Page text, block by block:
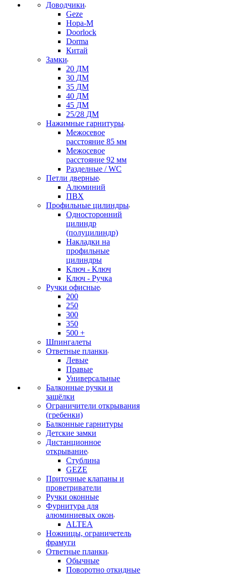
Доводчики
Geze
Нора-М
Doorlock
Dorma
Китай
Замки
20 ДМ
30 ДМ
35 ДМ
40 ДМ
45 ДМ
25/28 ДМ
Нажимные гарнитуры
Межосевое
расстояние 85 мм
Межосевое
расстояние 92 мм
Разделные / WC
Петли дверные
Алюминий
ПВХ
Профильные цилиндры
Односторонний
цилиндр
(полуцилиндр)
Накладки на
профильные
цилиндры
Ключ - Ключ
Ключ - Ручка
Ручки офисные
200
250
300
350
500 +
Шпингалеты
Ответные планки
Левые
Правые
Универсальные
Балконные ручки и
защёлки
Ограничители открывания
(гребенки)
Балконные гарнитуры
Детские замки
Дистанционное
открывание
Стублина
GEZE
Приточные клапаны и
проветриватели
Ручки оконные
Фурнитура для
алюминиевых окон
ALTEA
Ножницы, ограничетель
фрамуги
Ответные планки
Обычные
Поворотно откидные